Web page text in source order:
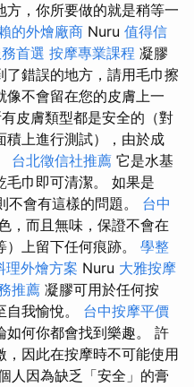
，你所要做的就是稍等一
的外燴廠商 Nuru 值得信
首選 按摩專業課程 凝膠
錯誤的地方，請用毛巾擦
像不會留在您的皮膚上一
皮膚類型都是安全的（對
積上進行測試），由於成
台北徵信社推薦 它是水基
毛巾即可清潔。 如果是
不會有這樣的問題。 台中
，而且無味，保證不會在
上留下任何痕跡。 學整
理外燴方案 Nuru 大雅按摩
推薦 凝膠可用於任何按
我愉悅。 台中按摩平價
如何你都會找到樂趣。 許
，因此在按摩時不可能使用
人因為缺乏「安全」的膏